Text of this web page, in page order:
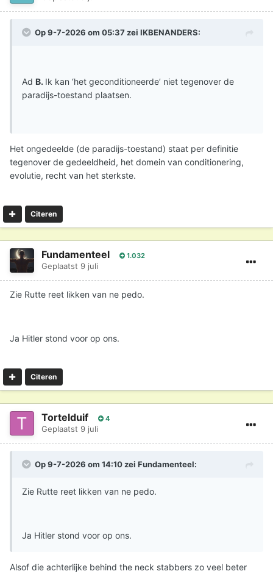
Op 9-7-2026 om 05:37 zei IKBENANDERS:
Ad B. Ik kan ‘het geconditioneerde’ niet tegenover de
paradijs-toestand plaatsen.
Het ongedeelde (de paradijs-toestand) staat per definitie
tegenover de gedeeldheid, het domein van conditionering,
evolutie, recht van het sterkste.
Citeren
Fundamenteel 1.032
Geplaatst 9 juli
Zie Rutte reet likken van ne pedo.
Ja Hitler stond voor op ons.
Citeren
Tortelduif 4
Geplaatst 9 juli
Op 9-7-2026 om 14:10 zei Fundamenteel:
Zie Rutte reet likken van ne pedo.
Ja Hitler stond voor op ons.
Alsof die achterlijke behind the neck stabbers zo veel beter